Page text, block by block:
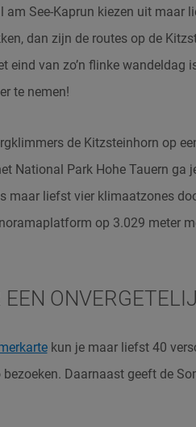
am See-Kaprun kiezen uit maar
dan zijn de routes op de
eind van zo’n flinke wandeldag
te nemen!
de Kitzsteinhorn op
National Park Hohe Tauern ga
maar liefst vier klimaatzones
op 3.029 meter
EEN
kun je maar liefst 40
Daarnaast geeft de